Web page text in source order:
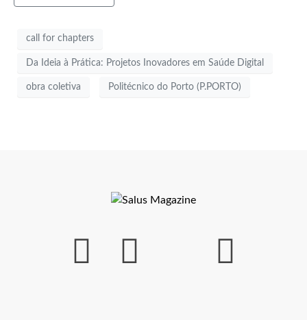
call for chapters
Da Ideia à Prática: Projetos Inovadores em Saúde Digital
obra coletiva Politécnico do Porto (P.PORTO)